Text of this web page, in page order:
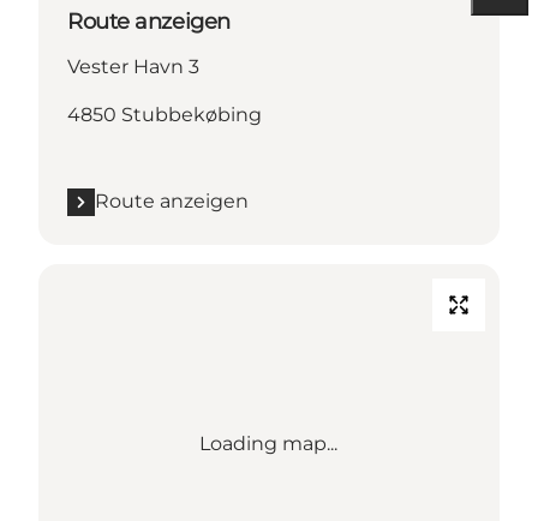
Route anzeigen
Vester Havn 3
4850 Stubbekøbing
Route anzeigen
Loading map...